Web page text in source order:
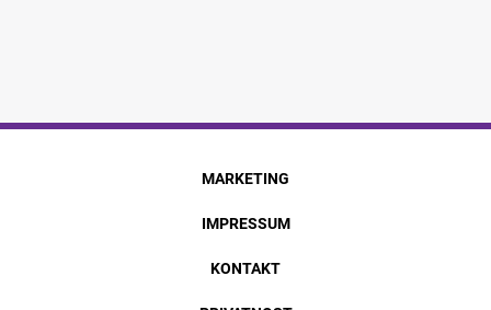
MARKETING
IMPRESSUM
KONTAKT